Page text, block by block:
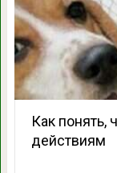
Как понять,
действиям